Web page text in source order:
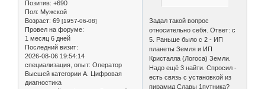
Позитив: +690
Пол: Мужской
Возраст: 69 [1957-06-08]
Провел на форуме:
1 месяц 6 дней
Последний визит:
2026-08-06 19:54:14
специализация, опыт: Оператор
Высшей категории А. Цифровая
диагностика
Задал такой вопрос
относительно себя. Ответ: с
5. Раньше было с 2 - ИП
планеты Земля и ИП
Кристалла (Логоса) Земли.
Надо ещё 3 найти. Спросил -
есть связь с установкой из
пирамид Славы 1путника?